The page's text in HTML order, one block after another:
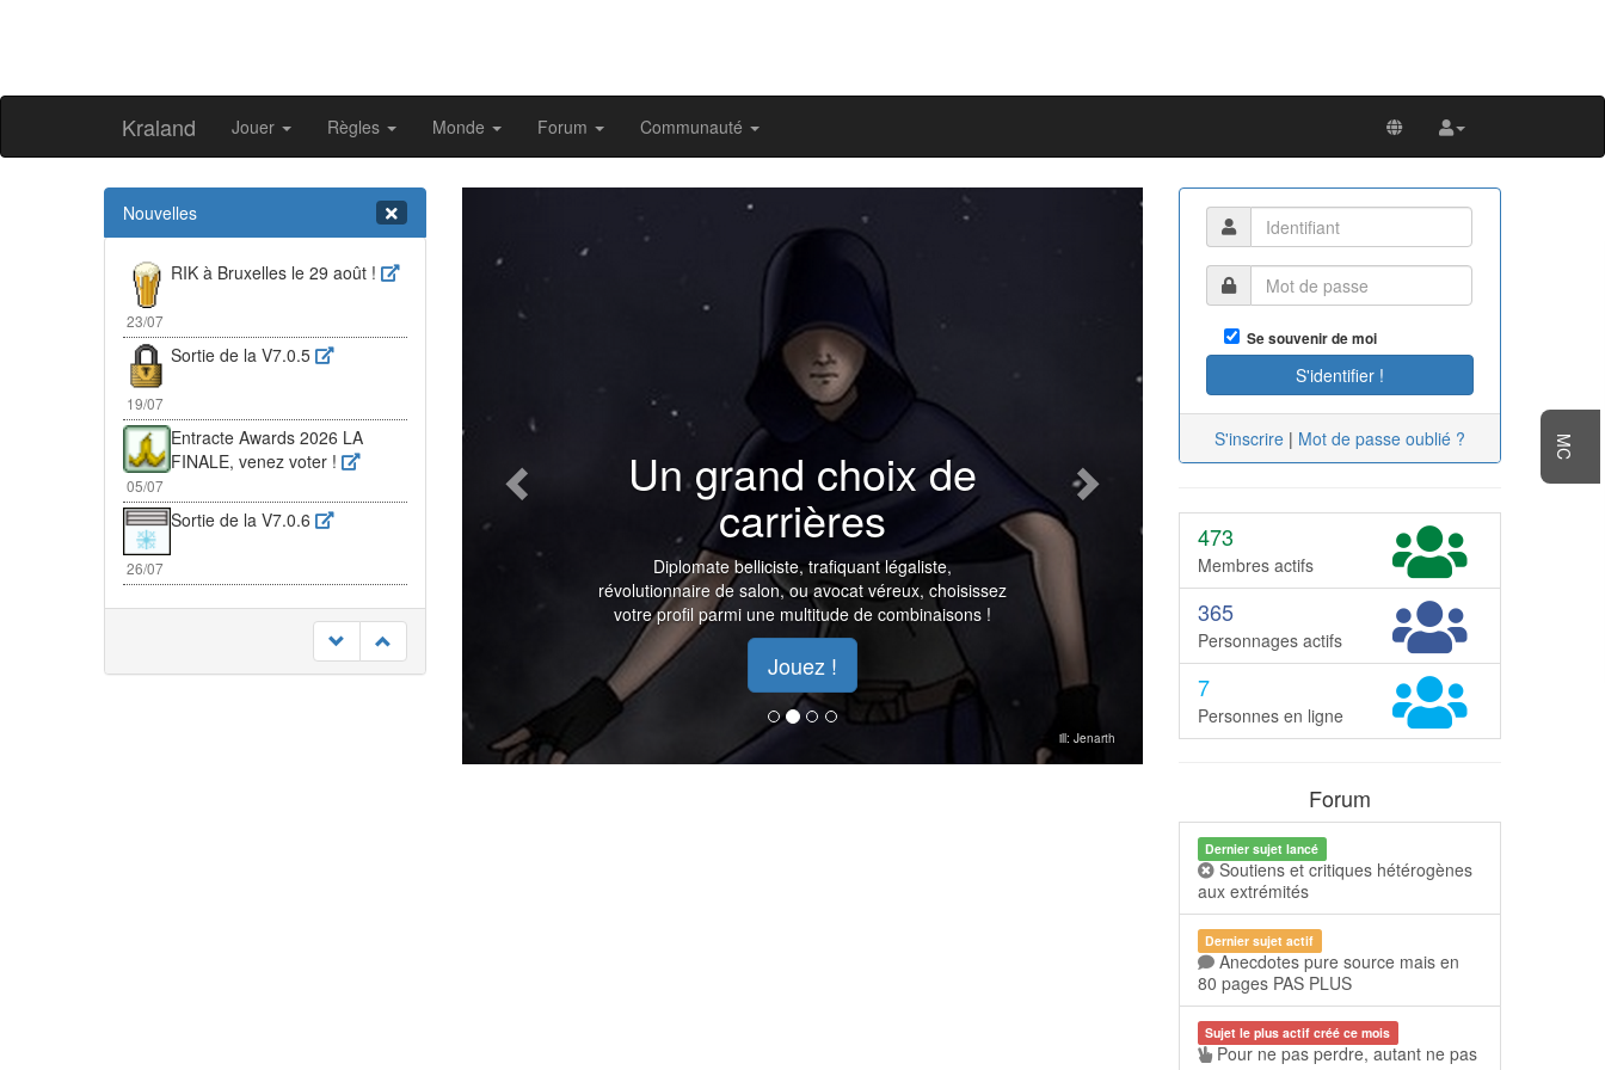
Kraland Jouer Règles Monde Forum Communauté
Nouvelles
23/07
RIK à Bruxelles le 29 août !
19/07
Sortie de la V7.0.5
05/07
Entracte Awards 2026 LA
FINALE, venez voter !
26/07
Sortie de la V7.0.6
ill: Jenarth
Un grand choix de
carrières
Diplomate belliciste, trafiquant légaliste,
révolutionnaire de salon, ou avocat véreux, choisissez
votre profil parmi une multitude de combinaisons !
Jouez !
Next
Se souvenir de moi
S'inscrire | Mot de passe oublié ?
473
Membres actifs
365
Personnages actifs
7
Personnes en ligne
Forum
Dernier sujet lancé
Soutiens et critiques hétérogènes
aux extrémités
Dernier sujet actif
Anecdotes pure source mais en
80 pages PAS PLUS
Sujet le plus actif créé ce mois
Pour ne pas perdre, autant ne pas
MC